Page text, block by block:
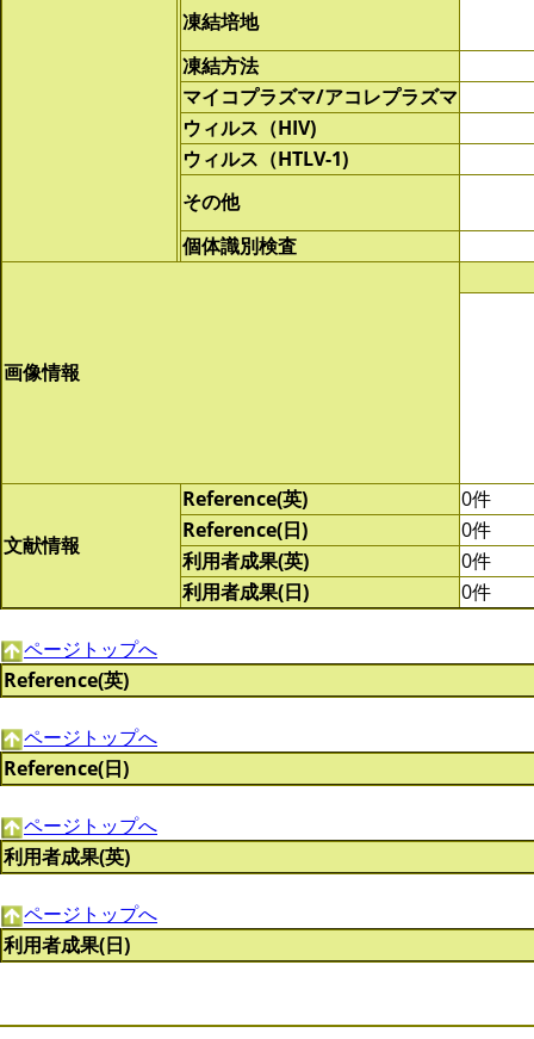
凍結培地
凍結方法
マイコプラズマ/アコレプラズマ
ウィルス（HIV)
ウィルス（HTLV-1)
その他
個体識別検査
画像情報
文献情報
Reference(英)
0件
Reference(日)
0件
利用者成果(英)
0件
利用者成果(日)
0件
ページトップへ
Reference(英)
ページトップへ
Reference(日)
ページトップへ
利用者成果(英)
ページトップへ
利用者成果(日)